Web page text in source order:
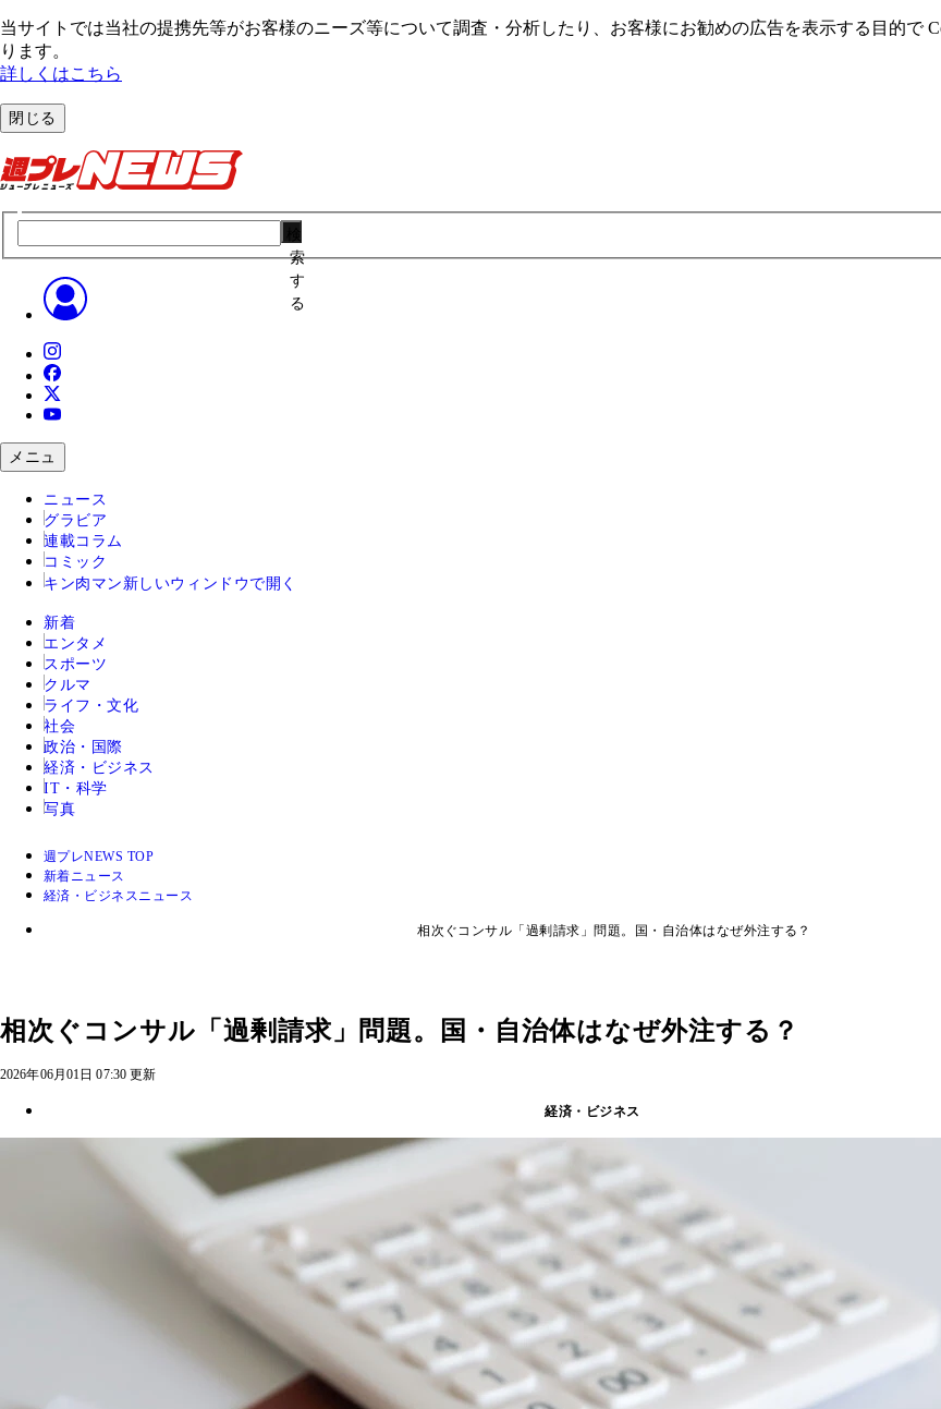
当サイトでは当社の提携先等がお客様のニーズ等について調査・分析したり、お客様にお勧めの広告を表⽰する⽬的で
ります。
詳しくはこちら
閉じる
索
す
る
メニュ
ニュース
グラビア
連載コラム
コミック
キン肉マン 新しいウィンドウで開く
新着
エンタメ
スポーツ
クルマ
ライフ・文化
社会
政治・国際
経済・ビジネス
IT・科学
写真
週プレNEWS TOP
新着ニュース
経済・ビジネスニュース
相次ぐコンサル「過剰請求」問題。国・自治体はなぜ外注する？
相次ぐコンサル「過剰請求」問題。国・自治体はなぜ外注する？
2026年06月01日 07:30 更新
経済・ビジネス